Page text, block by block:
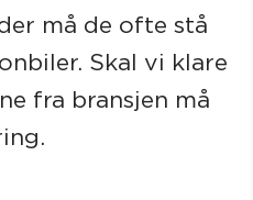
må de ofte stå
Skal vi klare
fra bransjen må